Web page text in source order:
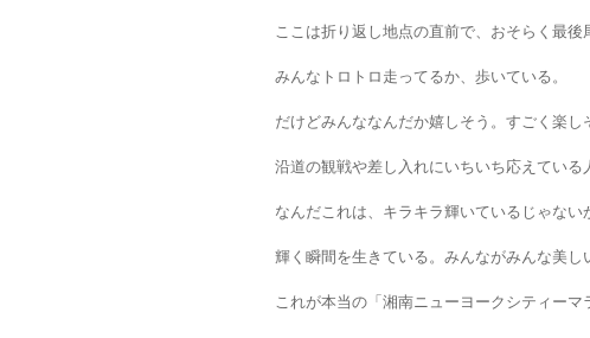
ここは折り返し地点の直前で、おそらく最後
みんなトロトロ走ってるか、歩いている。
だけどみんななんだか嬉しそう。すごく楽し
沿道の観戦や差し入れにいちいち応えている
なんだこれは、キラキラ輝いているじゃない
輝く瞬間を生きている。みんながみんな美し
これが本当の「湘南ニューヨークシティーマ